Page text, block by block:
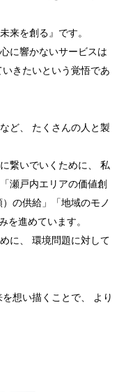
来を創る』です。
に響かないサービスは
きたいという覚悟であ
ど、
たくさんの人と製
繋いでいくために、
私
瀬戸内エリアの価値創
の供給」「地域のモノ
を進めています。
に、
環境問題に対して
想い描くことで、
より